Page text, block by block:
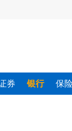
券 银行 保险